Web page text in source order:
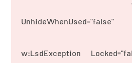
<w:LsdException